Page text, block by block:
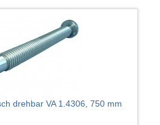
drehbar VA 1.4306, 750 mm